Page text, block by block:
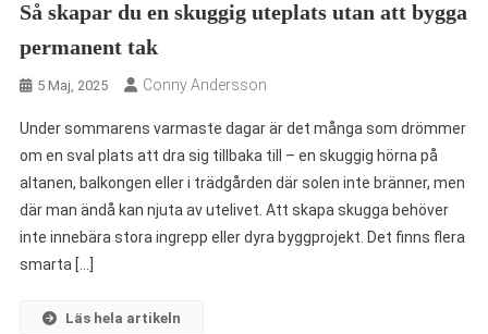
Så skapar du en skuggig uteplats utan att bygga
permanent tak
5 Maj, 2025 Conny Andersson
Under sommarens varmaste dagar är det många som drömmer
om en sval plats att dra sig tillbaka till – en skuggig hörna på
altanen, balkongen eller i trädgården där solen inte bränner, men
där man ändå kan njuta av utelivet. Att skapa skugga behöver
inte innebära stora ingrepp eller dyra byggprojekt. Det finns flera
smarta […]
Läs hela artikeln